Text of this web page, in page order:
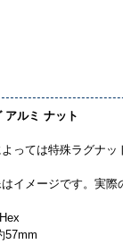
アルミ ナット
っては特殊ラグナッ
はイメージです。実
57mm